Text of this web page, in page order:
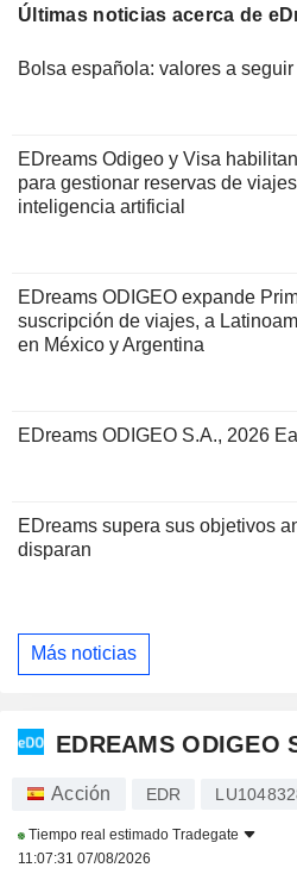
Últimas noticias acerca de
Bolsa española: valores a
EDreams Odigeo y Visa
para gestionar reservas de
inteligencia artificial
EDreams ODIGEO expande
suscripción de viajes, a
en México y Argentina
EDreams ODIGEO S.A., 2026
EDreams supera sus objetivos
disparan
Más noticias
EDREAMS ODIGEO
Acción EDR
Tiempo real estimado Tradegate
11:07:31 07/08/2026